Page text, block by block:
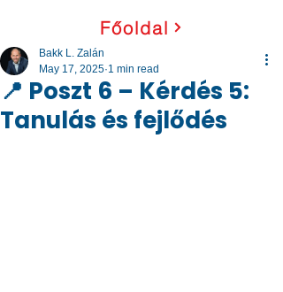
Főoldal
📍 Poszt 6 – Kérdés 5:
Tanulás és fejlődés
Bakk L. Zalán
May 17, 2025 1 min read